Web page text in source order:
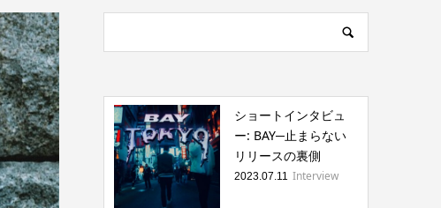
ショートインタビュ
ー: BAY─止まらない
リリースの裏側
2023.07.11 Interview